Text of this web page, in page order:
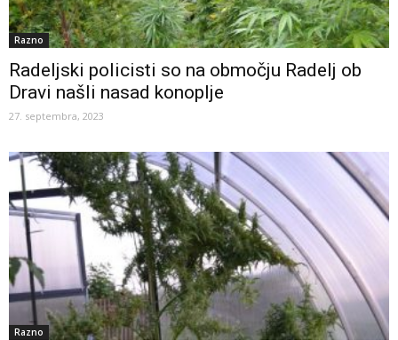
Razno
Radeljski policisti so na območju Radelj ob
Dravi našli nasad konoplje
27. septembra, 2023
Razno